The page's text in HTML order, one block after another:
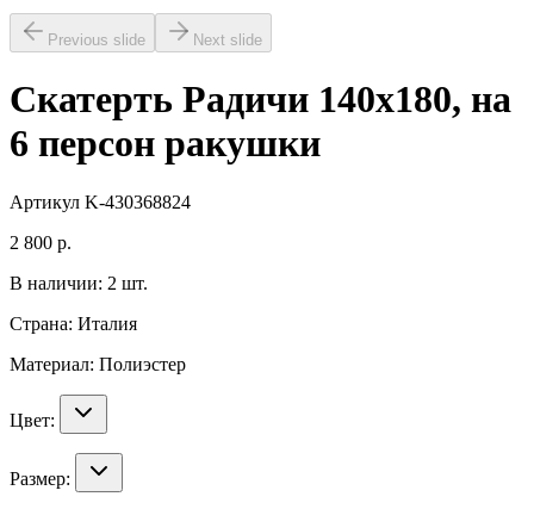
Previous slide Next slide
Скатерть Радичи 140х180, на
6 персон ракушки
Артикул K-430368824
2 800 р.
В наличии: 2 шт.
Страна: Италия
Материал: Полиэстер
Цвет:
Размер: